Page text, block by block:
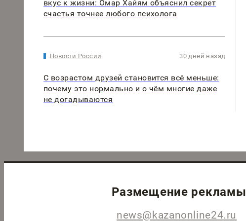
вкус к жизни: Омар Хайям объяснил секрет
счастья точнее любого психолога
Новости России 30 дней назад
С возрастом друзей становится всё меньше:
почему это нормально и о чём многие даже
не догадываются
Размещение рекламы
news@kazanonline24.ru